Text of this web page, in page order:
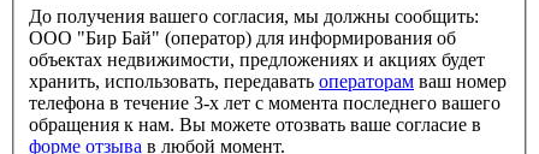
До получения вашего согласия, мы должны сообщить:
ООО "Бир Бай" (оператор) для информирования об
объектах недвижимости, предложениях и акциях будет
хранить, использовать, передавать операторам
телефона в течение 3-х лет с момента последнего вашего
обращения к нам. Вы можете отозвать ваше согласие в
форме отзыва
в любой момент.